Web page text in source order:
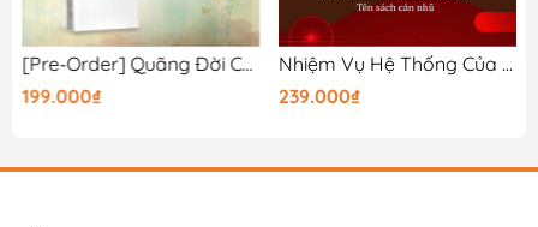
[Pre-Order] Quãng Đời Còn Lại - Tập 1 - Bản Thường
199.000₫
Nhiệm Vụ Hệ Thống Của Nhân Vật Phản Diện Tập 2 - Bản Đặc Biệt
239.000₫